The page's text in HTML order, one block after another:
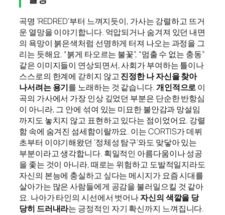
곡명 ‘REDRED’부터 느껴지듯이, 가사는 강렬하고 뜨거
운 열망을 이야기합니다. 억압되거나 숨겨져 있던 내면
의 욕망이 붉은색처럼 선명하게 터져 나오는 과정을 그
리는 듯해요. “붉게 타오르는 불꽃”, “멈출 수 없는 충동”
같은 이미지들이 연상되면서, 사회가 부여하는 틀이나
스스로의 한계에 갇히지 않고진정한 나 자신을 찾아
나서려는 용기를 노래하는 것 같습니다.개인적으로이
곡의 가사에서 가장 인상 깊었던 부분은 단순한 반항심
이 아니라, 그 안에 섞여 있는 미묘한 불안감과 망설임
까지도 놓치지 않고 표현하고 있다는 점이었어요. 강렬
함 속에 숨겨진 섬세함이랄까요. 이는 CORTIS가 데뷔
초부터 이야기해왔던 ‘정체성 탐구’와도 맞닿아 있는
부분이라고 생각합니다. 획일적인 아름다움이나 성공
을 좇는 것이 아니라, 때로는 위험하고 도발적일지라도
자신의 본능에 충실하고 싶다는 메시지가 요즘 시대를
살아가는 많은 사람들에게 공감을 불러일으킬 것 같아
요. 나아가 타인의 시선에서 벗어나자신의 색깔을 당
당히 드러내라는 긍정적인 자기 확신까지 느껴집니다.